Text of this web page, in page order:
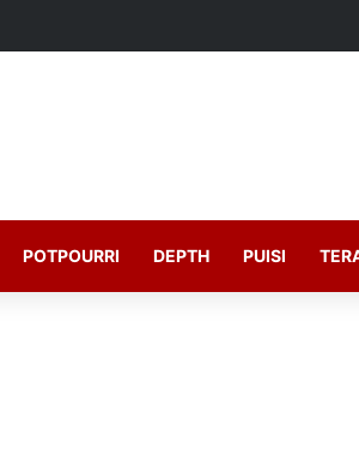
POTPOURRI DEPTH PUISI